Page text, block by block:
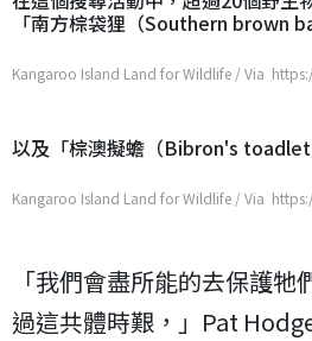
「南方棕袋狸（Southern brown
Kangaroo Island Land for Wildlife / Via
以及「棕澳擬蟾（Bibron's toadlet
Kangaroo Island Land for Wildlife / Via
「我們會盡所能的去保護
過這共體時艱，」Pat